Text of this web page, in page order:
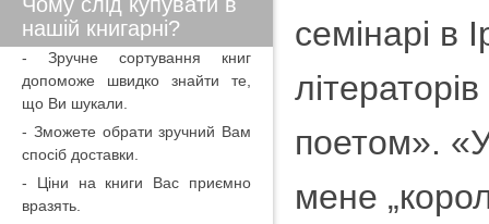
семінарі в
поетом».
мене
нашій книгарні?
- Зручне сортування книг
допоможе швидко знайти те,
що Ви шукали.
- Зможете обрати зручний Вам
спосіб доставки.
- Ціни на книги Вас приємно
вразять.